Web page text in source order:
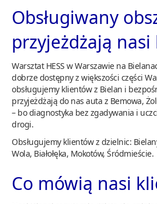
Obsługiwany
przyjeżdżają nasi
Warsztat HESS w Warszawie na
dobrze dostępny z większości części
obsługujemy klientów z Bielan i
przyjeżdżają do nas auta z Bemowa,
– bo diagnostyka bez zgadywania i
drogi.
Obsługujemy klientów z dzielnic:
Wola, Białołęka, Mokotów, Śródmieście.
Co mówią nasi